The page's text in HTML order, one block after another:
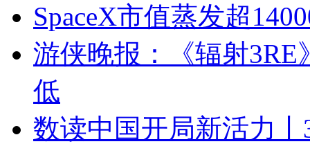
SpaceX市值蒸发超
游侠晚报：《辐射
低
数读中国开局新活力